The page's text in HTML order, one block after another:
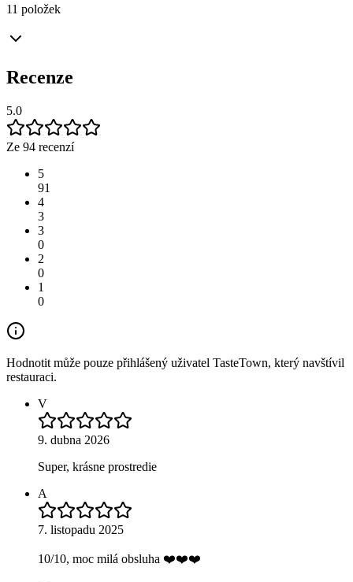
11 položek
Recenze
5.0
Ze 94 recenzí
5
91
4
3
3
0
2
0
1
0
Hodnotit může pouze přihlášený uživatel TasteTown, který navštívil
restauraci.
V
9. dubna 2026
Super, krásne prostredie
A
7. listopadu 2025
10/10, moc milá obsluha ❤️❤️❤️